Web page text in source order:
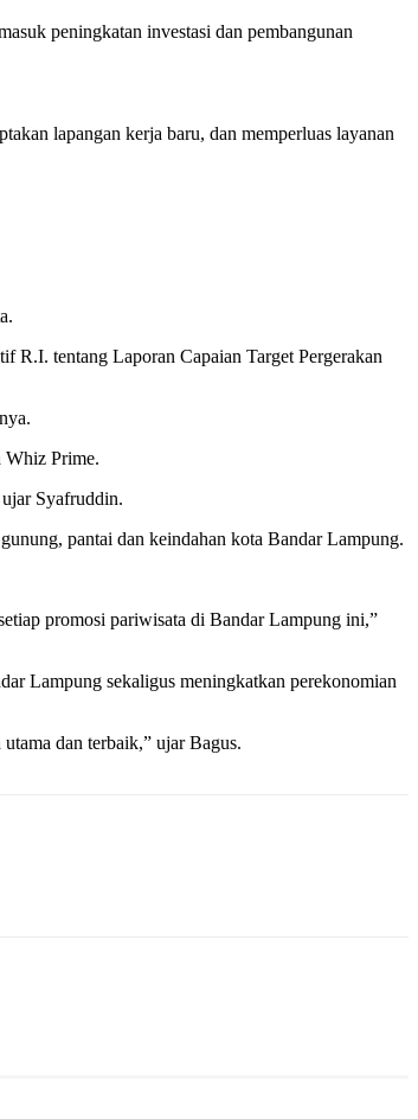
peningkatan investasi dan pembangunan
lapangan kerja baru, dan memperluas layanan
R.I. tentang Laporan Capaian Target Pergerakan
Whiz Prime.
Syafruddin.
pantai dan keindahan kota Bandar Lampung.
promosi pariwisata di Bandar Lampung ini,”
Lampung sekaligus meningkatkan perekonomian
dan terbaik,” ujar Bagus.